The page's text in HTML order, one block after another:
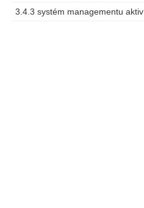
3.4.3 systém managementu aktiv